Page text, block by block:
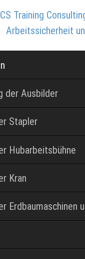
der Ausbilder
Stapler
Hubarbeitsbühne
Kran
Erdbaumaschinen